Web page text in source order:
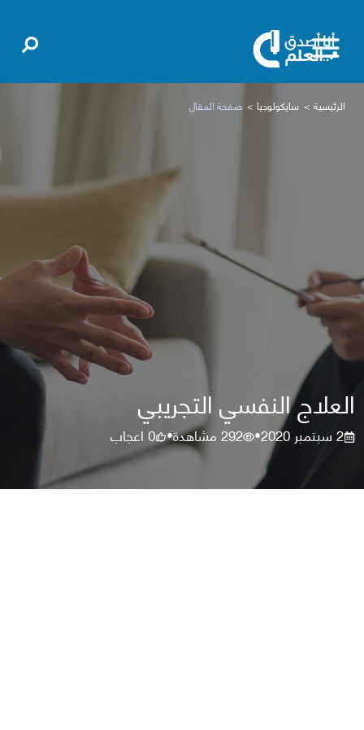
الرئيسية سايكولوجيا صفحة المقال
العلاج النفسي التجريبي
2 سبتمبر 2020 •
292مشاهدة•
0اعجاب